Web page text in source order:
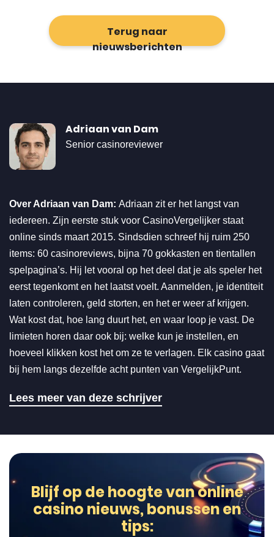
Terug naar
nieuwsberichten
Adriaan van Dam
Senior casinoreviewer
Over Adriaan van Dam: Adriaan zit er het langst van
iedereen. Zijn eerste stuk voor CasinoVergelijker staat
online sinds maart 2015. Sindsdien schreef hij ruim 250
items: 60 casinoreviews, bijna 70 gokkasten en tientallen
spelpagina’s. Hij let vooral op het deel dat je als speler het
eerst tegenkomt en het laatst voelt. Aanmelden, je identiteit
laten controleren, geld storten, en het er weer af krijgen.
Wat kost dat, hoe lang duurt het, en waar loop je vast. De
limieten horen daar ook bij: welke kun je instellen, en
hoeveel klikken kost het om ze te verlagen. Elk casino gaat
bij hem langs dezelfde acht punten van VergelijkPunt.
Lees meer van deze schrijver
Blijf op de hoogte van online
casino nieuws, bonussen en
tips: